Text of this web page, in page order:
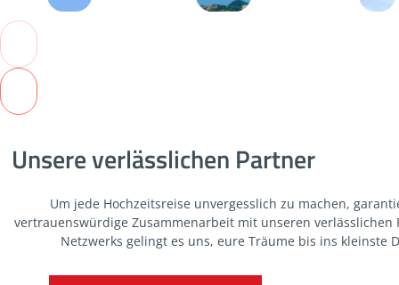
Unsere verlässlichen Partner
Um jede Hochzeitsreise unvergesslich zu machen,
vertrauenswürdige Zusammenarbeit mit unseren
Netzwerks gelingt es uns, eure Träume bis ins kleinste